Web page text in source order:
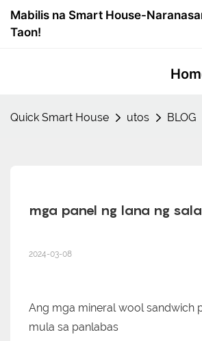
Mabilis na Smart House-
Taon!
Quick Smart House utos BLOG
mga panel ng lana ng
2024-03-08
Ang mga mineral wool sandwich
mula sa panlabas